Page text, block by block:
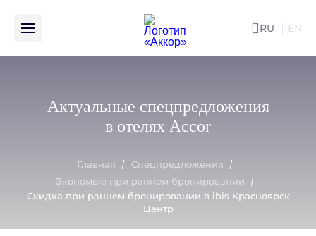
RU EN
Актуальные спецпредложения
в отелях Accor
Главная
Спецпредложения
Экономьте при раннем бронировании
Скидка при раннем бронировании в ibis Красноярск
Центр